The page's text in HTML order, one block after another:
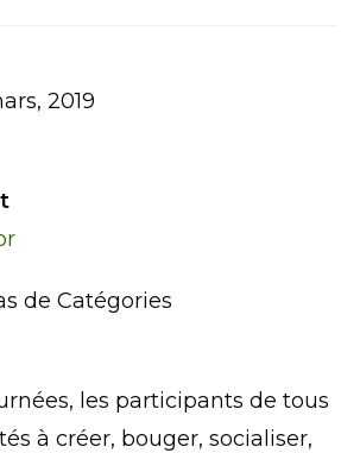
2019
de Catégories
les participants de tous
à créer, bouger, socialiser,